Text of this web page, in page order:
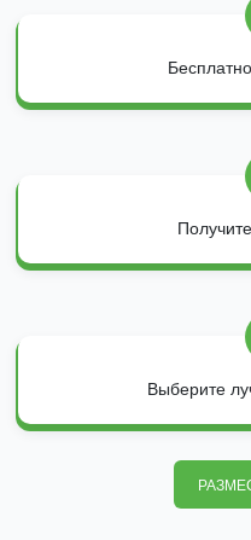
Выберите